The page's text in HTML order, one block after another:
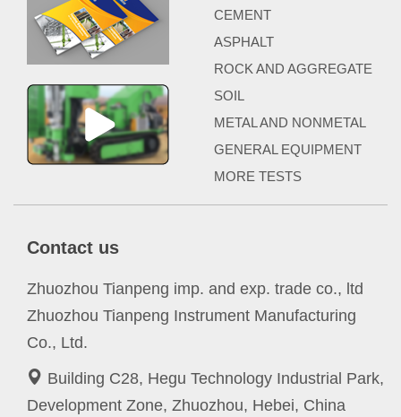
CEMENT
ASPHALT
ROCK AND AGGREGATE
SOIL
METAL AND NONMETAL
GENERAL EQUIPMENT
MORE TESTS
Contact us
Zhuozhou Tianpeng imp. and exp. trade co., ltd
Zhuozhou Tianpeng Instrument Manufacturing
Co., Ltd.
Building C28, Hegu Technology Industrial Park,
Development Zone, Zhuozhou, Hebei, China